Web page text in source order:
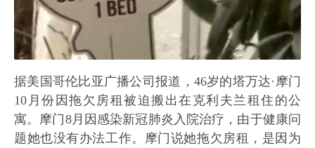
据美国哥伦比亚广播公司报道，46岁的塔万达·摩门
10月份因拖欠房租被迫搬出在克利夫兰租住的公
寓。摩门8月因感染新冠肺炎入院治疗，由于健康问
题她也没有办法工作。摩门说她拖欠房租，是因为